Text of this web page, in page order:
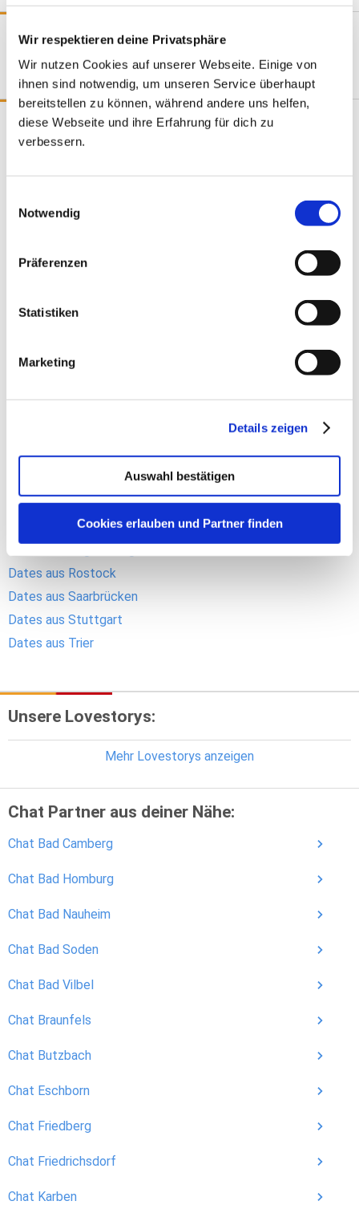
Wir respektieren deine Privatsphäre
Wir nutzen Cookies auf unserer Webseite. Einige von
ihnen sind notwendig, um unseren Service überhaupt
bereitstellen zu können, während andere uns helfen,
diese Webseite und ihre Erfahrung für dich zu
verbessern.
Notwendig
Präferenzen
Statistiken
Marketing
Details zeigen
Auswahl bestätigen
Cookies erlauben und Partner finden
Dates aus Hessen
Dating Hessen
Finde ein Date in deiner Stadt
Dates aus Bremen
Dates aus Dortmund
Dates aus Düsseldorf
Dates aus Frankfurt
Dates aus Hamburg
Dates aus Köln
Dates aus München
Dates aus Nürnberg
Dates aus Rostock
Dates aus Saarbrücken
Dates aus Stuttgart
Dates aus Trier
Unsere Lovestorys:
Mehr Lovestorys anzeigen
Chat Partner aus deiner Nähe:
Chat Bad Camberg
Chat Bad Homburg
Chat Bad Nauheim
Chat Bad Soden
Chat Bad Vilbel
Chat Braunfels
Chat Butzbach
Chat Eschborn
Chat Friedberg
Chat Friedrichsdorf
Chat Karben